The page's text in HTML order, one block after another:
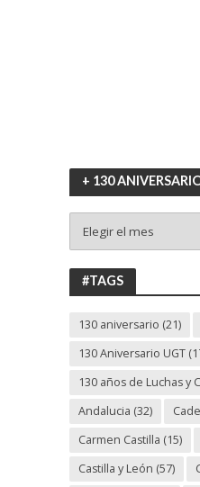
+ 130
130
ANIVERSARIO
UGT
#TAGS
130 aniversario (21)
130 Aniversario UGT
130 años de Luchas y
Andalucia (32)
Carmen Castilla (15)
Castilla y León (57)